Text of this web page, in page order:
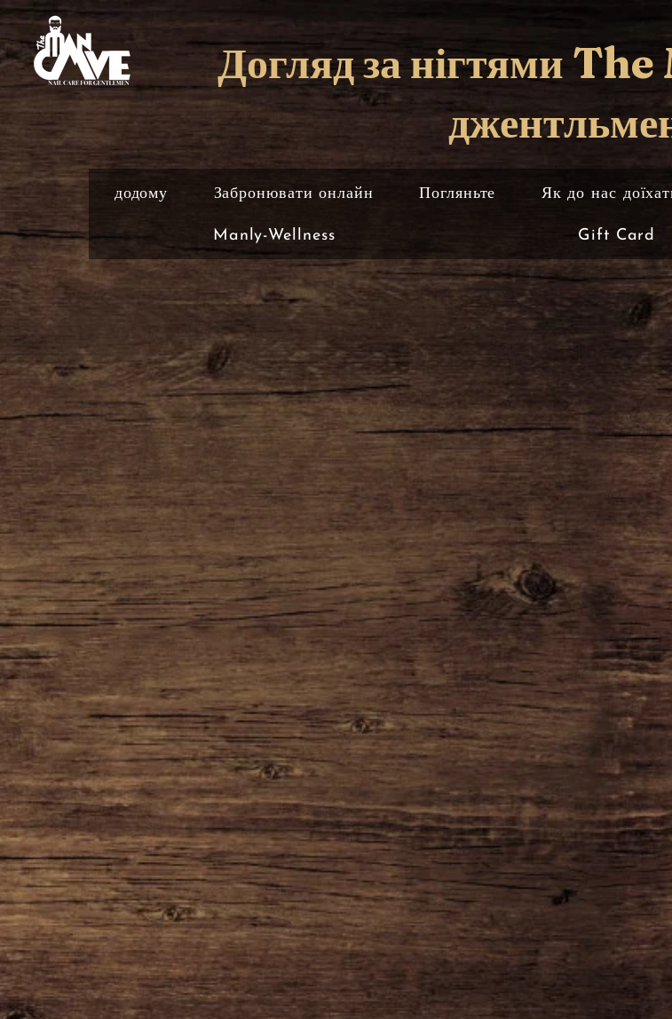
Догляд за нігтями
додому Забронювати онлайн Погляньте Як до нас
Manly-Wellness Gift Card